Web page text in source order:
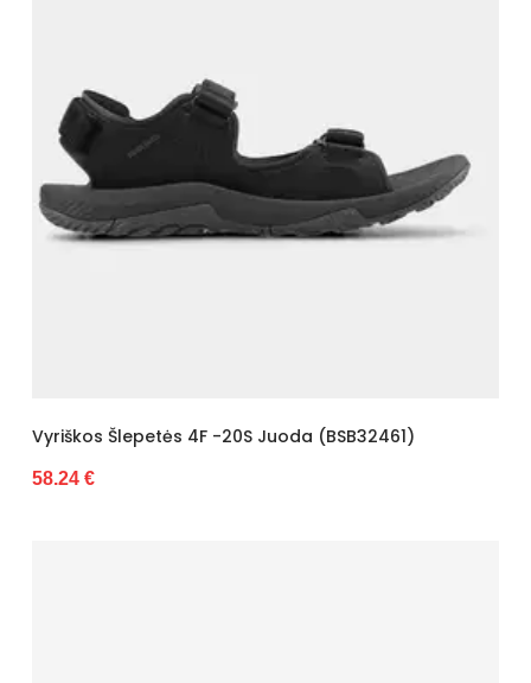
Vyriškos Šlepetės 4F -20S Juoda (BSB32461)
58.24 €